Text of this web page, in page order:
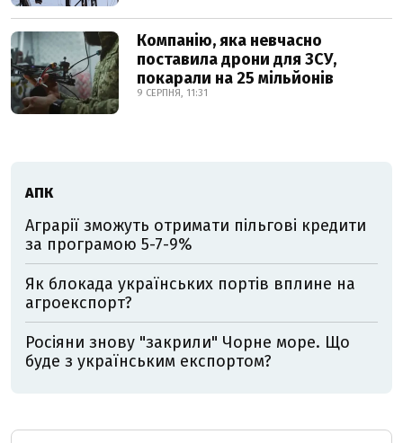
Компанію, яка невчасно
поставила дрони для ЗСУ,
покарали на 25 мільйонів
9 СЕРПНЯ, 11:31
АПК
Аграрії зможуть отримати пільгові кредити
за програмою 5-7-9%
Як блокада українських портів вплине на
агроекспорт?
Росіяни знову "закрили" Чорне море. Що
буде з українським експортом?